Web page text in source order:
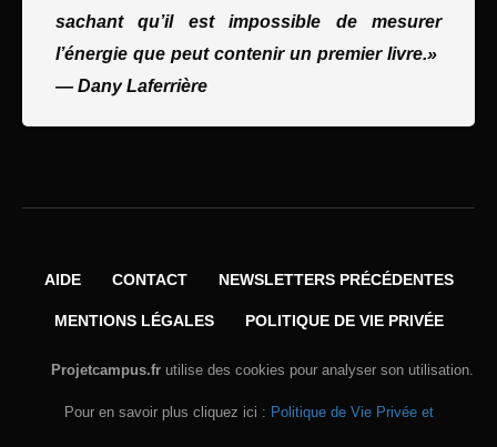
sachant qu’il est impossible de mesurer
l’énergie que peut contenir un premier livre.»
— Dany Laferrière
AIDE CONTACT NEWSLETTERS PRÉCÉDENTES
MENTIONS LÉGALES POLITIQUE DE VIE PRIVÉE
Projetcampus.fr utilise des cookies pour analyser son utilisation.
Pour en savoir plus cliquez ici : Politique de Vie Privée et